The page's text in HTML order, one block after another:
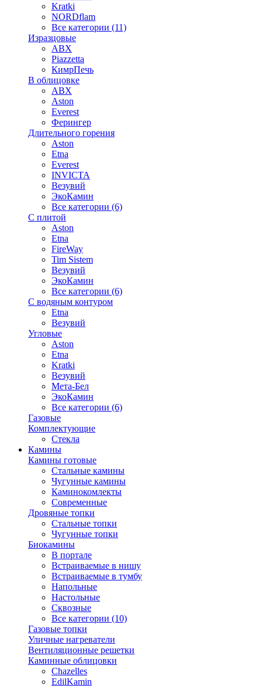
Kratki
NORDflam
Все категории (11)
Изразцовые
ABX
Piazzetta
КимрПечь
В облицовке
ABX
Aston
Everest
Ферингер
Длительного горения
Aston
Etna
Everest
INVICTA
Везувий
ЭкоКамин
Все категории (6)
С плитой
Aston
Etna
FireWay
Tim Sistem
Везувий
ЭкоКамин
Все категории (6)
С водяным контуром
Etna
Везувий
Угловые
Aston
Etna
Kratki
Везувий
Мета-Бел
ЭкоКамин
Все категории (6)
Газовые
Комплектующие
Стекла
Камины
Камины готовые
Стальные камины
Чугунные камины
Каминокомлекты
Современные
Дровяные топки
Стальные топки
Чугунные топки
Биокамины
В портале
Встраиваемые в нишу
Встраиваемые в тумбу
Напольные
Настольные
Сквозные
Все категории (10)
Газовые топки
Уличные нагреватели
Вентиляционные решетки
Каминные облицовки
Chazelles
EdilKamin